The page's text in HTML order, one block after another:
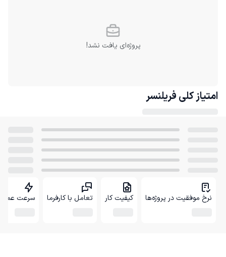
پروژه‌ای یافت نشد!
امتیاز کلی فریلنسر
نرخ موفقیت در پروژه‌ها کیفیت کار تعامل با کارفرما سرعت عمل